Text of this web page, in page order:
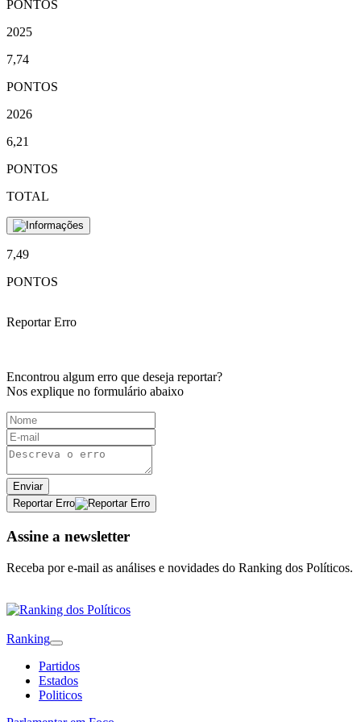
PONTOS
2025
7,74
PONTOS
2026
6,21
PONTOS
TOTAL
7,49
PONTOS
Reportar Erro
Encontrou algum erro que deseja reportar?
Nos explique no formulário abaixo
Enviar
Reportar Erro
Assine a newsletter
Receba por e-mail as análises e novidades do Ranking dos Políticos.
Ranking
Partidos
Estados
Politicos